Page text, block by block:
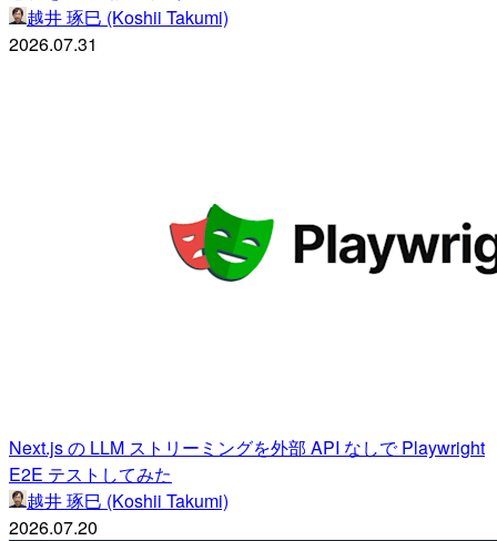
越井 琢巳 (Koshii Takumi)
2026.07.31
Next.js の LLM ストリーミングを外部 API なしで Playwright
E2E テストしてみた
越井 琢巳 (Koshii Takumi)
2026.07.20